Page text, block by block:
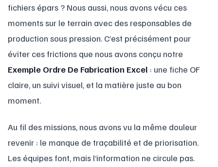
fichiers épars ? Nous aussi, nous avons vécu ces
moments sur le terrain avec des responsables de
production sous pression. C’est précisément pour
éviter ces frictions que nous avons conçu notre
Exemple Ordre De Fabrication Excel : une fiche OF
claire, un suivi visuel, et la matière juste au bon
moment.
Au fil des missions, nous avons vu la même douleur
revenir : le manque de traçabilité et de priorisation.
Les équipes font, mais l’information ne circule pas.